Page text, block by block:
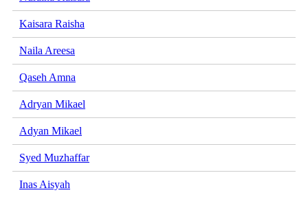
Kaisara Raisha
Naila Areesa
Qaseh Amna
Adryan Mikael
Adyan Mikael
Syed Muzhaffar
Inas Aisyah